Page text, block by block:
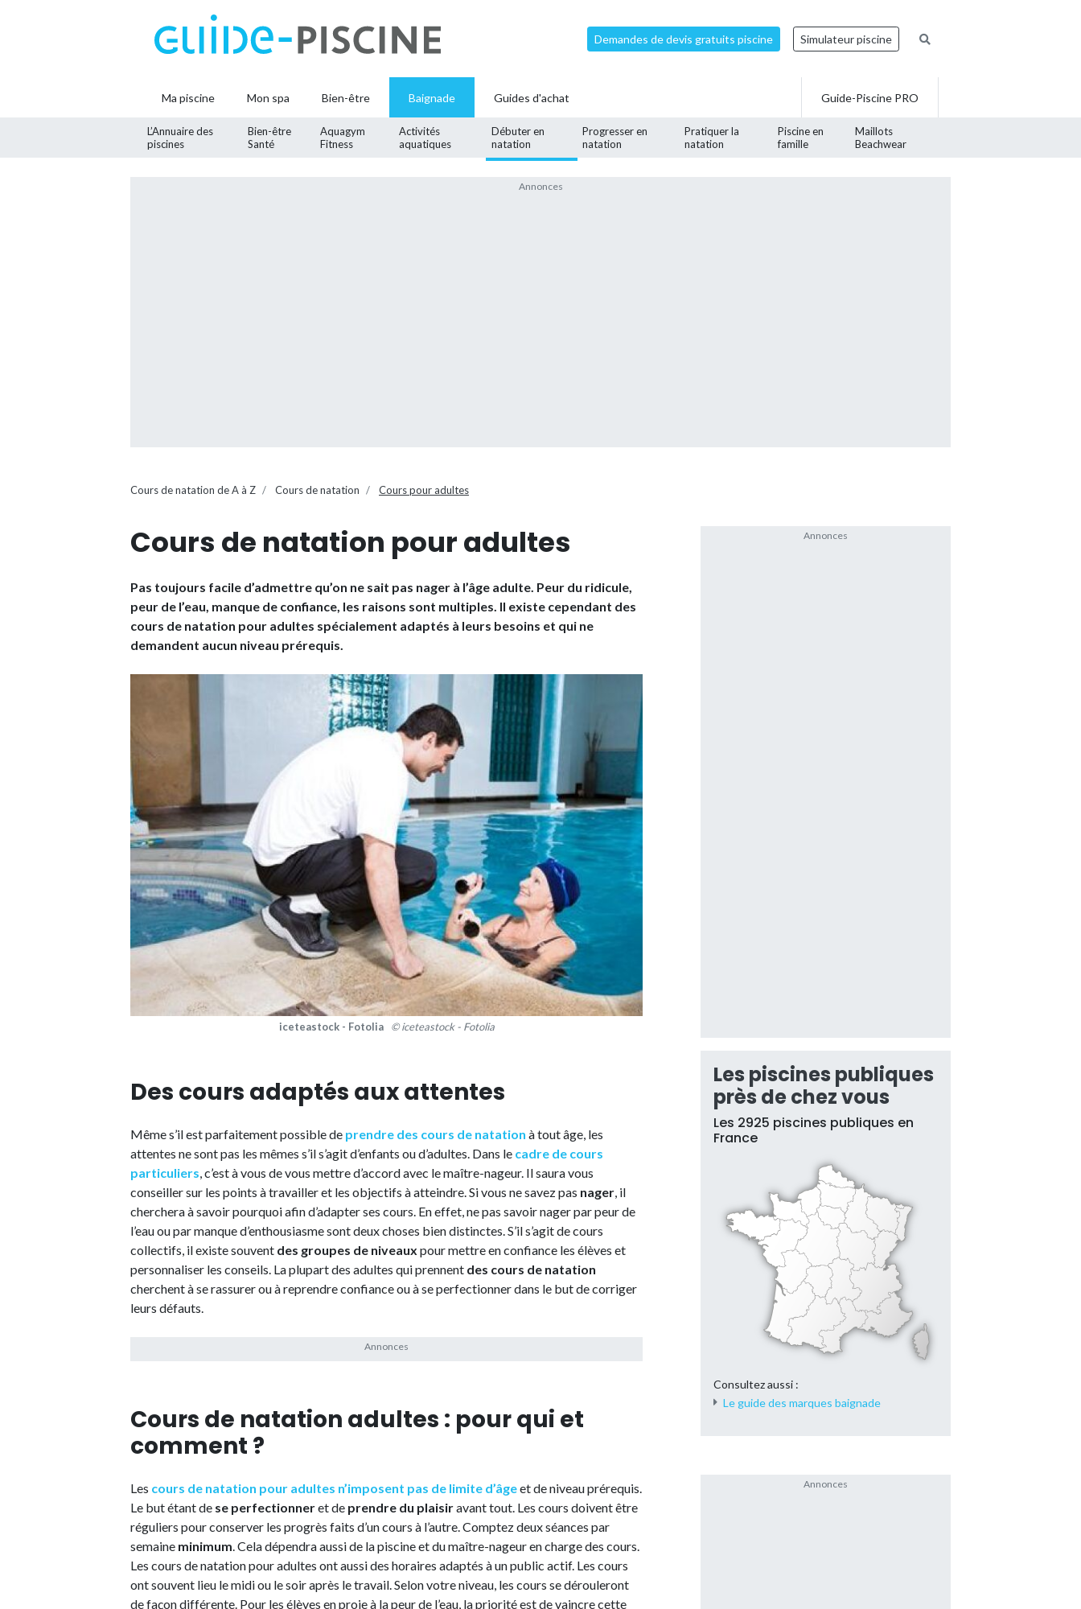
Demandes de devis gratuits piscine Simulateur piscine
Ma piscine Mon spa Bien-être Baignade
L’Annuaire des
piscines
Bien-être
Santé
Aquagym
Fitness
Activités
aquatiques
Débuter en
natation
Progresser en
natation
Pratiquer la
natation
Piscine en
famille
Maillots
Beachwear
Guides d'achat Guide-Piscine PRO
Cours de natation de A à Z Cours de natation Cours pour adultes
Cours de natation pour adultes
Pas toujours facile d’admettre qu’on ne sait pas nager à l’âge adulte. Peur du ridicule,
peur de l’eau, manque de confiance, les raisons sont multiples. Il existe cependant des
cours de natation pour adultes spécialement adaptés à leurs besoins et qui ne
demandent aucun niveau prérequis.
iceteastock - Fotolia © iceteastock - Fotolia
Des cours adaptés aux attentes
Même s’il est parfaitement possible de prendre des cours de natation à tout âge, les
attentes ne sont pas les mêmes s’il s’agit d’enfants ou d’adultes. Dans le cadre de cours
particuliers, c’est à vous de vous mettre d’accord avec le maître-nageur. Il saura vous
conseiller sur les points à travailler et les objectifs à atteindre. Si vous ne savez pas nager, il
cherchera à savoir pourquoi afin d’adapter ses cours. En effet, ne pas savoir nager par peur de
l’eau ou par manque d’enthousiasme sont deux choses bien distinctes. S’il s’agit de cours
collectifs, il existe souvent des groupes de niveaux pour mettre en confiance les élèves et
personnaliser les conseils. La plupart des adultes qui prennent des cours de natation
cherchent à se rassurer ou à reprendre confiance ou à se perfectionner dans le but de corriger
leurs défauts.
Cours de natation adultes : pour qui et
comment ?
Les cours de natation pour adultes n’imposent pas de limite d’âgeet de niveau prérequis.
Le but étant de se perfectionneret de prendre du plaisiravant tout. Les cours doivent être
réguliers pour conserver les progrès faits d’un cours à l’autre. Comptez deux séances par
semaine minimum. Cela dépendra aussi de la piscine et du maître-nageur en charge des cours.
Les cours de natation pour adultes ont aussi des horaires adaptés à un public actif. Les cours
ont souvent lieu le midi ou le soir après le travail. Selon votre niveau, les cours se dérouleront
de façon différente. Pour les élèves en proie à la peur de l’eau, la priorité est de vaincre cette
Les piscines publiques
près de chez vous
Les 2925 piscines publiques en
France
Consultez aussi :
Le guide des marques baignade